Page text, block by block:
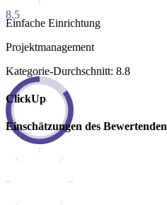
8.5
Einfache Einrichtung
Projektmanagement
Kategorie-Durchschnitt: 8.8
ClickUp
Einschätzungen des Bewertenden